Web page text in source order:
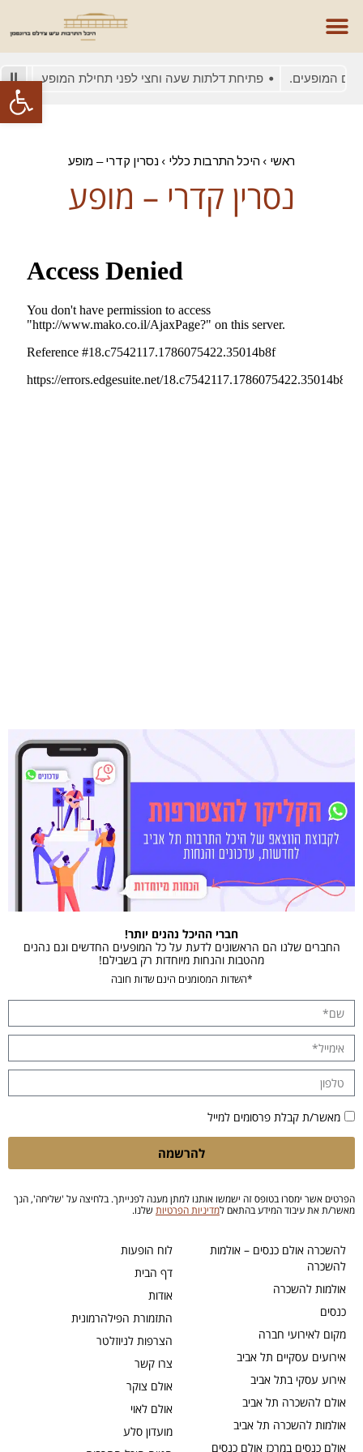
פתח המופעים. פתיחת דלתות שעה וחצי לפני תחילת המופע בשל
ראשי › היכל התרבות כללי › נסרין קדרי – מופע
נסרין קדרי – מופע
לוח הופעות
דף הבית
אודות
התזמורת הפילהרמונית
הצרפות לניוזלטר
צרו קשר
אולם צוקר
אולם לאוי
מועדון סלע
להשכרה אולם כנסים – אולמות
להשכרה
אולמות להשכרה
כנסים
מקום לאירועי חברה
אירועים עסקיים תל אביב
אירוע עסקי בתל אביב
אולם להשכרה תל אביב
אולמות להשכרה תל אביב
אולם כנסים במרכז אולם כנסים
חברי ההיכל נהנים יותר!
החברים שלנו הם הראשונים לדעת על כל המופעים החדשים וגם נהנים
מהטבות והנחות מיוחדות רק בשבילם!
*השדות המסומנים הינם שדות חובה
מאשר/ת קבלת פרסומים למייל
להרשמה
הפרטים אשר ימסרו בטופס זה ישמשו אותנו למתן מענה לפנייתך. בלחיצה על 'שליחה', הנך
מאשר/ת את עיבוד המידע בהתאם למדיניות הפרטיות שלנו.